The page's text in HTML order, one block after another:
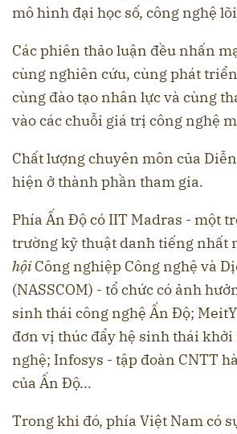
mô hình đại học số, công nghệ
Các phiên thảo luận đều nhấn
cùng nghiên cứu, cùng phát
cùng đào tạo nhân lực và cùng
vào các chuỗi giá trị công nghệ
Chất lượng chuyên môn của
hiện ở thành phần tham gia.
Phía Ấn Độ có IIT Madras - một
trường kỹ thuật danh tiếng nhất
hộiCông nghiệp Công nghệ và
(NASSCOM) - tổ chức có ảnh
sinh thái công nghệ Ấn Độ;
đơn vị thúc đẩy hệ sinh thái
nghệ; Infosys - tập đoàn CNTT
của Ấn Độ...
Trong khi đó, phía Việt Nam có